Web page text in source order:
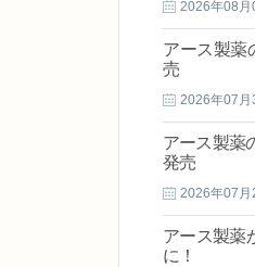
2026年08月
アース製薬
売
2026年07月
アース製薬
発売
2026年07月
アース製薬
に！